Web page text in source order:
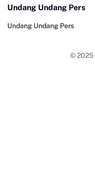
Undang Undang Pers
Undang Undang Pers
© 2025